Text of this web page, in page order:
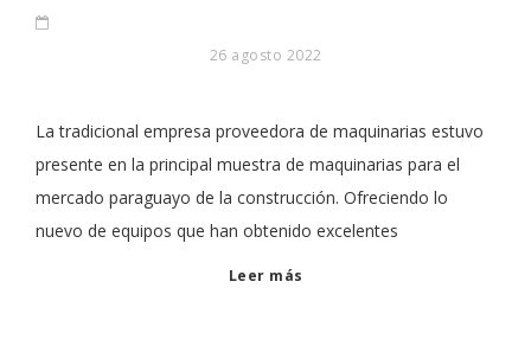
26 agosto 2022
La tradicional empresa proveedora de maquinarias estuvo
presente en la principal muestra de maquinarias para el
mercado paraguayo de la construcción. Ofreciendo lo
nuevo de equipos que han obtenido excelentes
Leer más